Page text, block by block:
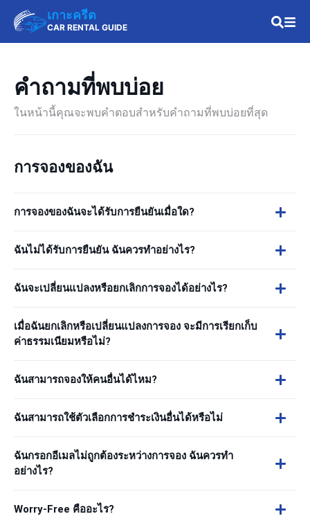
เกาะครีต
CAR RENTAL GUIDE
คำถามที่พบบ่อย
ในหน้านี้คุณจะพบคำตอบสำหรับคำถามที่พบบ่อยที่สุด
การจองของฉัน
การจองของฉันจะได้รับการยืนยันเมื่อใด?
ฉันไม่ได้รับการยืนยัน ฉันควรทำอย่างไร?
ฉันจะเปลี่ยนแปลงหรือยกเลิกการจองได้อย่างไร?
เมื่อฉันยกเลิกหรือเปลี่ยนแปลงการจอง จะมีการเรียกเก็บ
ค่าธรรมเนียมหรือไม่?
ฉันสามารถจองให้คนอื่นได้ไหม?
ฉันสามารถใช้ตัวเลือกการชำระเงินอื่นได้หรือไม่
ฉันกรอกอีเมลไม่ถูกต้องระหว่างการจอง ฉันควรทำ
อย่างไร?
Worry-Free คืออะไร?